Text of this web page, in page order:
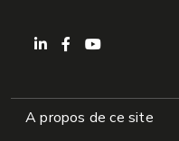
Pied de page
A propos de ce site